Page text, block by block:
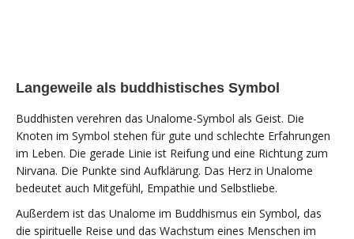
Langeweile als buddhistisches Symbol
Buddhisten verehren das Unalome-Symbol als Geist. Die
Knoten im Symbol stehen für gute und schlechte Erfahrungen
im Leben. Die gerade Linie ist Reifung und eine Richtung zum
Nirvana. Die Punkte sind Aufklärung. Das Herz in Unalome
bedeutet auch Mitgefühl, Empathie und Selbstliebe.
Außerdem ist das Unalome im Buddhismus ein Symbol, das
die spirituelle Reise und das Wachstum eines Menschen im